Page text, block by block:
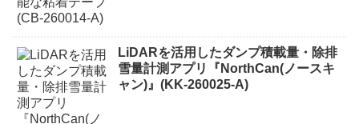
LiDARを活用したダンプ積載量・除排
雪量計測アプリ『NorthCan(ノースキ
ャン)』(KK-260025-A)